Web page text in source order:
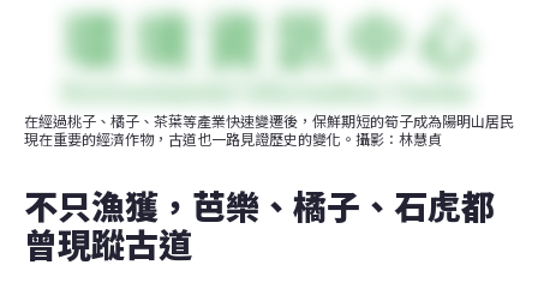
在經過桃子、橘子、茶葉等產業快速變遷後，保鮮期短的筍子成為陽明山居民
現在重要的經濟作物，古道也一路見證歷史的變化。攝影：林慧貞
不只漁獲，芭樂、橘子、石虎都
曾現蹤古道